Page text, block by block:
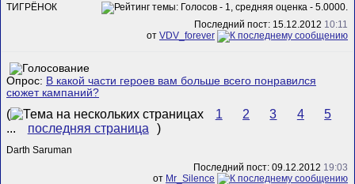
ТИГРЁНОК
Последний пост: 15.12.2012 10:11
от VDV_forever
Опрос: В какой части героев вам больше всего понравился
сюжет кампаний?
( 1 2 3 4
5
...
последняя страница )
Darth Saruman
Последний пост: 09.12.2012 19:03
от Mr_Silence